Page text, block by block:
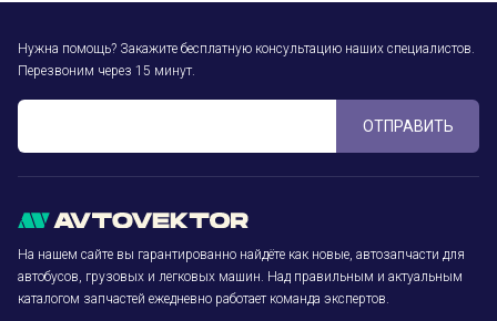
Нужна помощь? Закажите бесплатную консультацию наших специалистов.
Перезвоним через 15 минут.
ОТПРАВИТЬ
На нашем сайте вы гарантированно найдёте как новые, автозапчасти для
автобусов, грузовых и легковых машин. Над правильным и актуальным
каталогом запчастей ежедневно работает команда экспертов.